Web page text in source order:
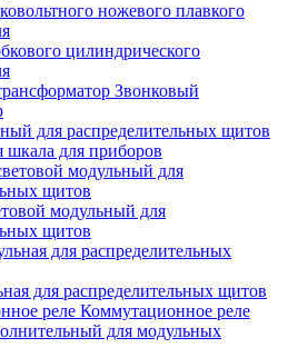
ножевого плавкого
цилиндрического
Звонковый
для распределительных щитов
шкала для приборов
модульный для
щитов
для распределительных щитов
Коммутационное реле